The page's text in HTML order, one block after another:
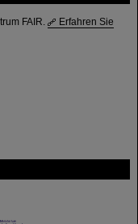
FAIR.
Erfahren Sie